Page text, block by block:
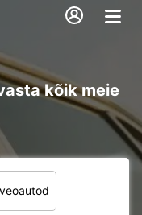
kõik meie